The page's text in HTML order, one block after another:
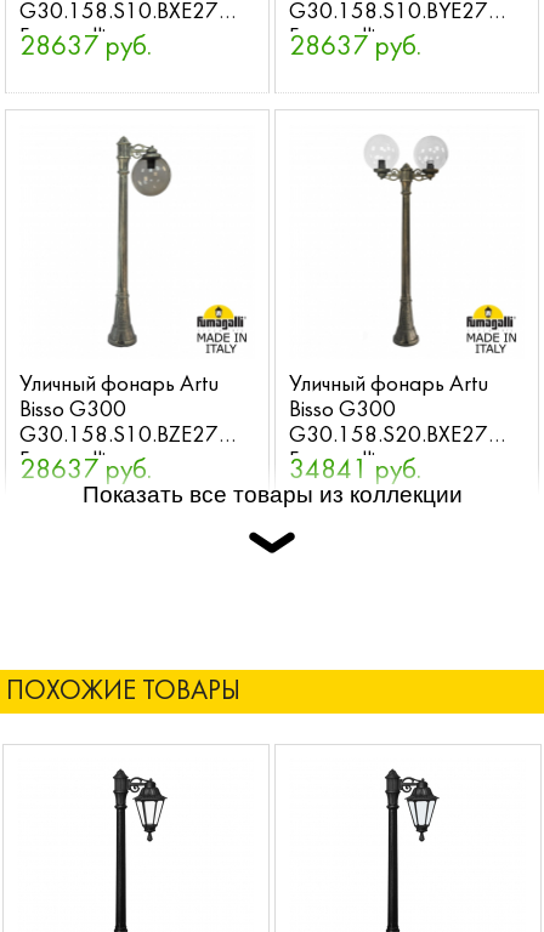
G30.158.S10.BXE27
Fumagalli
28637 руб.
G30.158.S10.BYE27
Fumagalli
28637 руб.
Уличный фонарь Artu
Bisso G300
G30.158.S10.BZE27
Fumagalli
28637 руб.
Уличный фонарь Artu
Bisso G300
G30.158.S20.BXE27
Fumagalli
34841 руб.
Показать все товары из коллекции
ПОХОЖИЕ ТОВАРЫ